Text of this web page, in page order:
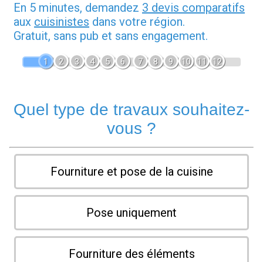
En 5 minutes, demandez 3 devis comparatifs
aux cuisinistes dans votre région.
Gratuit, sans pub et sans engagement.
1 2 3 4 5 6 7 8 9 10 11 12
Quel type de travaux souhaitez-
vous ?
Fourniture et pose de la cuisine
Pose uniquement
Fourniture des éléments